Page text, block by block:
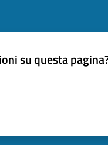
su questa